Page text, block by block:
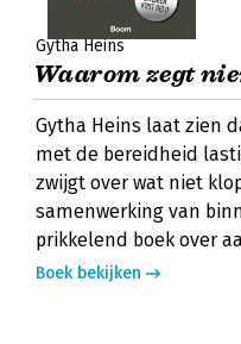
Gytha Heins
Waarom zegt
Gytha Heins laat zien
met de bereidheid
zwijgt over wat niet
samenwerking van
prikkelend boek over
Boek bekijken